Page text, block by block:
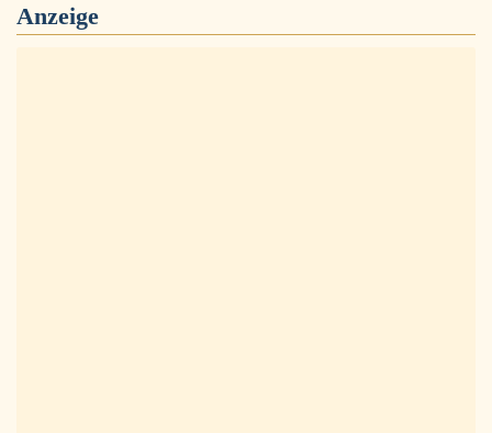
Anzeige